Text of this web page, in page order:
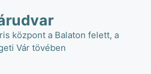
központ a Balaton felett, a
Vár tövében